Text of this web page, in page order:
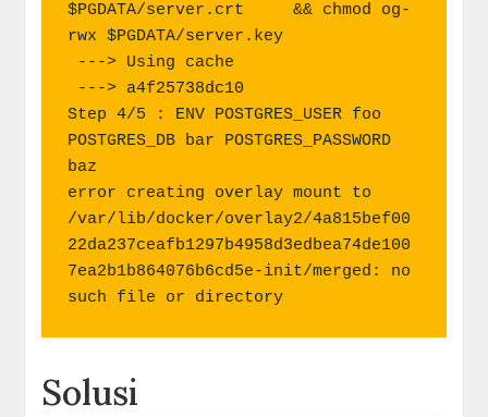
$PGDATA/server.crt     && chmod og-
rwx $PGDATA/server.key
Step 4/5 : ENV POSTGRES_USER foo
POSTGRES_DB bar POSTGRES_PASSWORD
baz
error creating overlay mount to
/var/lib/docker/overlay2/4a815bef00
22da237ceafb1297b4958d3edbea74de100
7ea2b1b864076b6cd5e-init/merged: no
such file or directory
Solusi